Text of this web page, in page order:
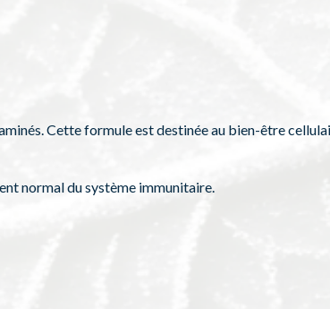
Cette formule est destinée au bien-être
normal du système immunitaire.